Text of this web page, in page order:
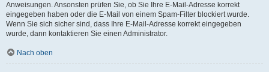
Anweisungen. Ansonsten prüfen Sie, ob Sie Ihre E-Mail-Adresse korrekt
eingegeben haben oder die E-Mail von einem Spam-Filter blockiert wurde.
Wenn Sie sich sicher sind, dass Ihre E-Mail-Adresse korrekt eingegeben
wurde, dann kontaktieren Sie einen Administrator.
Nach oben